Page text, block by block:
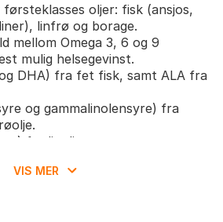
oljer: fisk (ansjos,
linfrø og borage.
mellom Omega 3, 6 og 9
mulig helsegevinst.
DHA) fra fet fisk, samt ALA fra
og gammalinolensyre) fra
fra linolje.
VIS MER